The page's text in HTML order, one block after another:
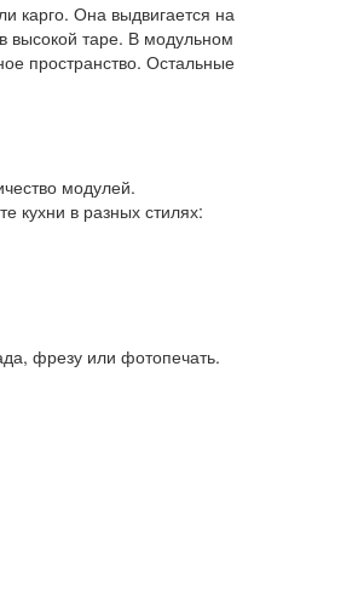
карго. Она выдвигается на
высокой таре. В модульном
пространство. Остальные
модулей.
кухни в разных стилях:
фрезу или фотопечать.